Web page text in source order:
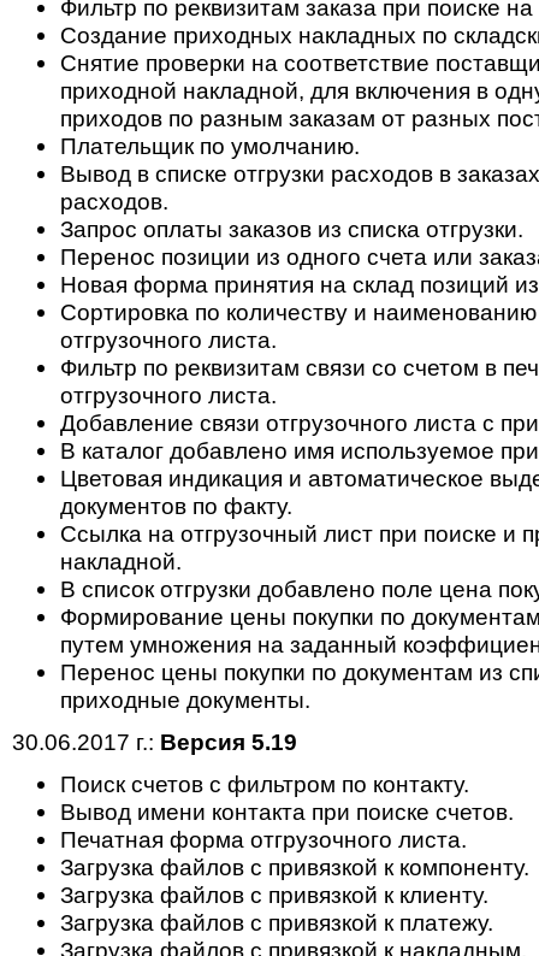
Фильтр по реквизитам заказа при поиске
Создание приходных накладных по
Снятие проверки на соответствие
приходной накладной, для включения в
приходов по разным заказам от разных
Плательщик по умолчанию.
Вывод в списке отгрузки расходов в
расходов.
Запрос оплаты заказов из списка отгрузки.
Перенос позиции из одного счета или
Новая форма принятия на склад позиций из
Сортировка по количеству и
отгрузочного листа.
Фильтр по реквизитам связи со счетом в
отгрузочного листа.
Добавление связи отгрузочного листа с
В каталог добавлено имя используемое
Цветовая индикация и автоматическое
документов по факту.
Ссылка на отгрузочный лист при поиске и
накладной.
В список отгрузки добавлено поле цена
Формирование цены покупки по документам
путем умножения на заданный
Перенос цены покупки по документам из
приходные документы.
30.06.2017 г.: Версия 5.19
Поиск счетов с фильтром по контакту.
Вывод имени контакта при поиске счетов.
Печатная форма отгрузочного листа.
Загрузка файлов с привязкой к компоненту.
Загрузка файлов с привязкой к клиенту.
Загрузка файлов с привязкой к платежу.
Загрузка файлов с привязкой к накладным.